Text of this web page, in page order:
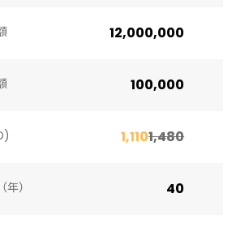
12,000,000
100,000
1,1101,480
）​ 40